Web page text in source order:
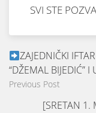
SVI STE
ZAJEDNIČKI
“DŽEMAL BIJEDIĆ”
Previous Post
[SRETAN 1.